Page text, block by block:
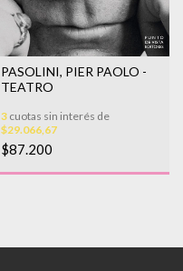
PASOLINI, PIER PAOLO -
TEATRO
3 cuotas sin interés de
$29.066,67
$87.200